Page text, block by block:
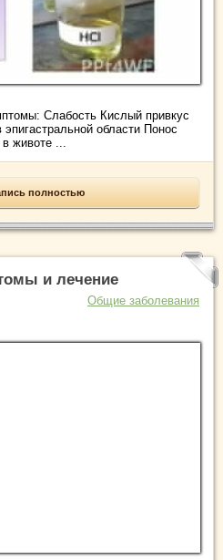
Слабость Кислый привкус
области Понос
в животе ...
полностью
и лечение
Общие заболевания